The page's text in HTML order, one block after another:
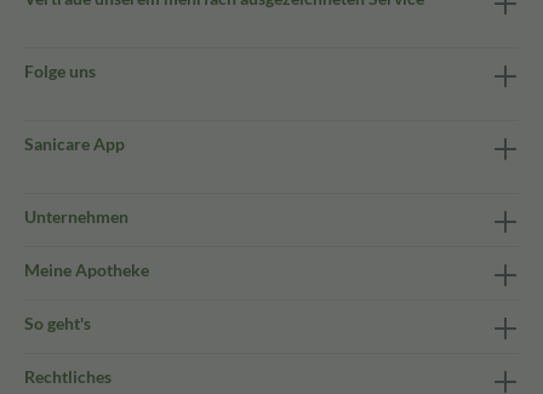
Folge uns
Sanicare App
Unternehmen
Meine Apotheke
So geht's
Rechtliches